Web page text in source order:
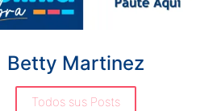
Betty Martinez
Todos sus Posts